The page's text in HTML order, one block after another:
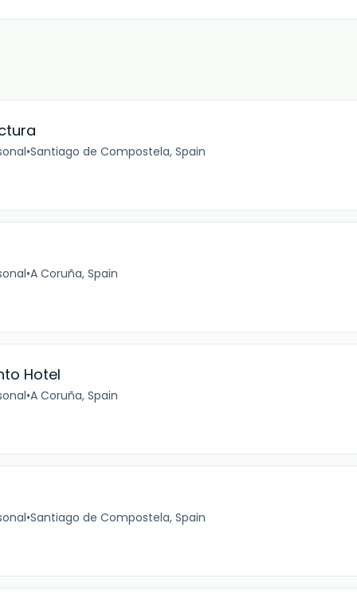
•Santiago de Compostela, Spain
•A Coruña, Spain
Hotel
•A Coruña, Spain
•Santiago de Compostela, Spain